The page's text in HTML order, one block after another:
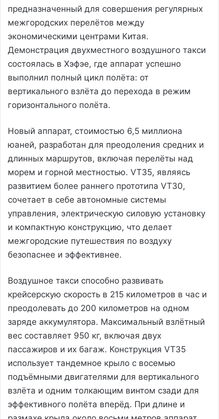
предназначенный для совершения регулярных
межгородских перелётов между
экономическими центрами Китая.
Демонстрация двухместного воздушного такси
состоялась в Хэфэе, где аппарат успешно
выполнил полный цикл полёта: от
вертикального взлёта до перехода в режим
горизонтального полёта.
Новый аппарат, стоимостью 6,5 миллиона
юаней, разработан для преодоления средних и
длинных маршрутов, включая перелёты над
морем и горной местностью. VT35, являясь
развитием более раннего прототипа VT30,
сочетает в себе автономные системы
управления, электрическую силовую установку
и компактную конструкцию, что делает
межгородские путешествия по воздуху
безопаснее и эффективнее.
Воздушное такси способно развивать
крейсерскую скорость в 215 километров в час и
преодолевать до 200 километров на одном
заряде аккумулятора. Максимальный взлётный
вес составляет 950 кг, включая двух
пассажиров и их багаж. Конструкция VT35
использует тандемное крыло с восемью
подъёмными двигателями для вертикального
взлёта и одним толкающим винтом сзади для
эффективного полёта вперёд. При длине и